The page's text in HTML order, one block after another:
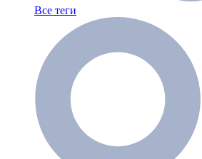
Все теги